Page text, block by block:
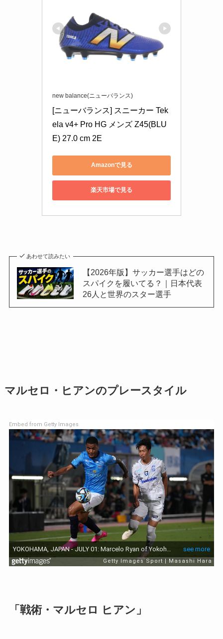
new balance(ニューバランス)
[ニューバランス] スニーカー Tek
ela v4+ Pro HG メンズ Z45(BLU
E) 27.0 cm 2E
Amazonで見る
楽天市場で見る
あわせて読みたい
【2026年版】サッカー選手はどの
スパイクを履いてる？｜日本代表
26人と世界のスター選手
マルセロ・ヒアンのプレースタイル
Embed from Getty Images
「戦術・マルセロ ヒアン」